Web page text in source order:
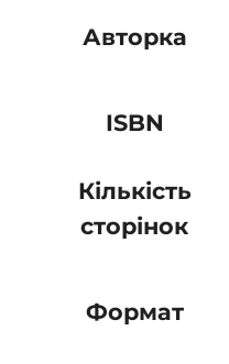
Авторка
ISBN
Кількість
сторінок
Формат